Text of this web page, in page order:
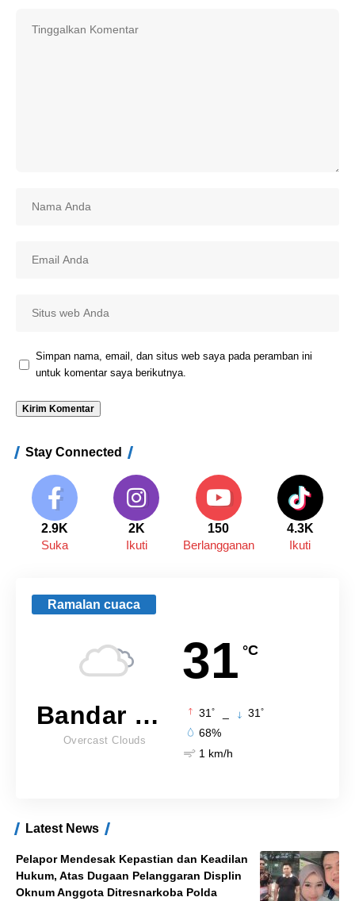
Simpan nama, email, dan situs web saya pada peramban ini
untuk komentar saya berikutnya.
Stay Connected
2.9K
Suka
2K
Ikuti
150
Berlangganan
4.3K
Ikuti
Ramalan cuaca
31 °C
Bandar Lampung
Overcast Clouds
31° 31°
68%
1 km/h
Latest News
Pelapor Mendesak Kepastian dan Keadilan
Hukum, Atas Dugaan Pelanggaran Displin
Oknum Anggota Ditresnarkoba Polda